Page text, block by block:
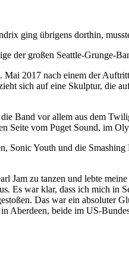
ging übrigens dorthin,
der großen Seattle-Grunge-
2017 nach einem der
sich auf eine Skulptur, die
Band vor allem aus dem
Seite vom Puget Sound, im
Youth und die
Jam zu tanzen und lebte
. Es war klar, dass ich mich in
Das war ein absoluter
Aberdeen, beide im US-